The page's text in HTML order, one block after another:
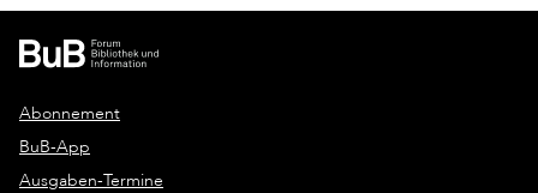
Abonnement
BuB-App
Ausgaben-Termine